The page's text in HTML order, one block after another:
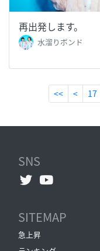
再出発します。
水溜りボンド
<< < 17
SNS
SITEMAP
急上昇